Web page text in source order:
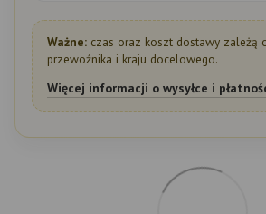
Ważne: czas oraz koszt dostawy zależą
przewoźnika i kraju docelowego.
Więcej informacji o wysyłce i